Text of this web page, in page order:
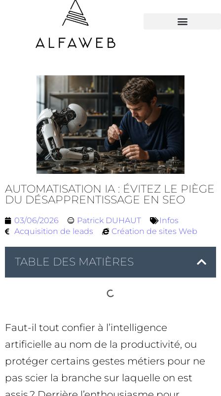
AUTOMATISATION IA : ÉVITEZ LE PIÈGE
DU DÉSAPPRENTISSAGE EN SEO
03/06/2026 Patrick DUHAUT
Infos
Acquisition de leads
Création de sites Web
TABLE DES MATIÈRES
Faut-il tout confier à l’intelligence
artificielle au nom de la productivité, ou
protéger certains gestes métiers pour ne
pas scier la branche sur laquelle on est